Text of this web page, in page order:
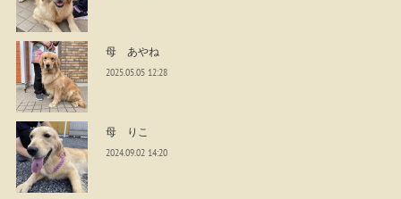
母 あやね
2025.05.05 12:28
母 りこ
2024.09.02 14:20